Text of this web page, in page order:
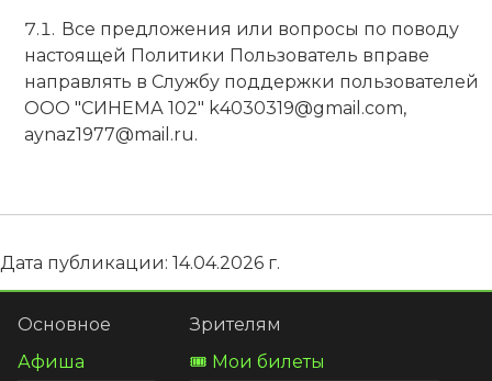
Все предложения или вопросы по поводу
настоящей Политики Пользователь вправе
направлять в Службу поддержки пользователей
ООО "СИНЕМА 102" k4030319@gmail.com,
aynaz1977@mail.ru.
Дата публикации: 14.04.2026 г.
Основное
Афиша
Зрителям
🎟️ Мои билеты